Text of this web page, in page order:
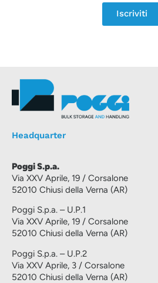
Iscriviti
Headquarter
Poggi S.p.a.
Via XXV Aprile, 19 / Corsalone
52010 Chiusi della Verna (AR)
Poggi S.p.a. – U.P.1
Via XXV Aprile, 19 / Corsalone
52010 Chiusi della Verna (AR)
Poggi S.p.a. – U.P.2
Via XXV Aprile, 3 / Corsalone
52010 Chiusi della Verna (AR)